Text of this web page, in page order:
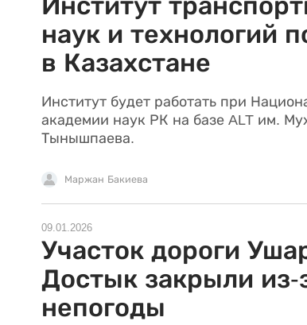
наук и технологий
в Казахстане
Институт будет работать при
академии наук РК на базе ALT им.
Тынышпаева.
Маржан Бакиева
09.01.2026
Участок дороги
Достык закрыли из-
непогоды